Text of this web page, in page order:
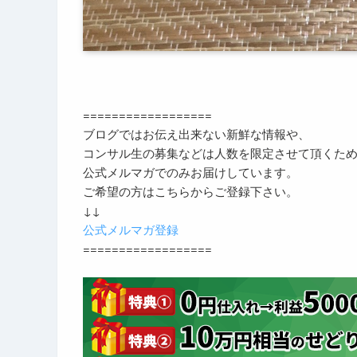
==================
ブログではお伝え出来ない新鮮な情報や、
コンサル生の募集などは人数を限定させて頂くため
公式メルマガでのみお届けしています。
ご希望の方はこちらからご登録下さい。
↓↓
公式メルマガ登録
==================